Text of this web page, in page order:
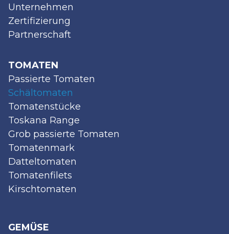
Unternehmen
Zertifizierung
Partnerschaft
TOMATEN
Passierte Tomaten
Schältomaten
Tomatenstücke
Toskana Range
Grob passierte Tomaten
Tomatenmark
Datteltomaten
Tomatenfilets
Kirschtomaten
GEMÜSE